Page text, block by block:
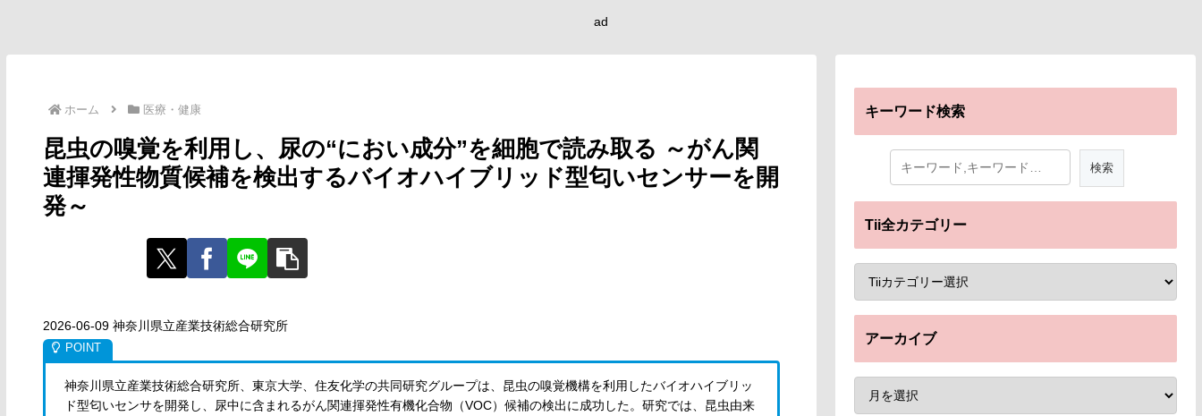
ad
ホーム 医療・健康
昆虫の嗅覚を利用し、尿の“におい成分”を細胞で読み取る ～がん関
連揮発性物質候補を検出するバイオハイブリッド型匂いセンサーを開
発～
2026-06-09 神奈川県立産業技術総合研究所
神奈川県立産業技術総合研究所、東京大学、住友化学の共同研究グループは、昆虫の嗅覚機構を利用したバイオハイブリッ
ド型匂いセンサを開発し、尿中に含まれるがん関連揮発性有機化合物（VOC）候補の検出に成功した。研究では、昆虫由来
キーワード検索
Tii全カテゴリー
アーカイブ